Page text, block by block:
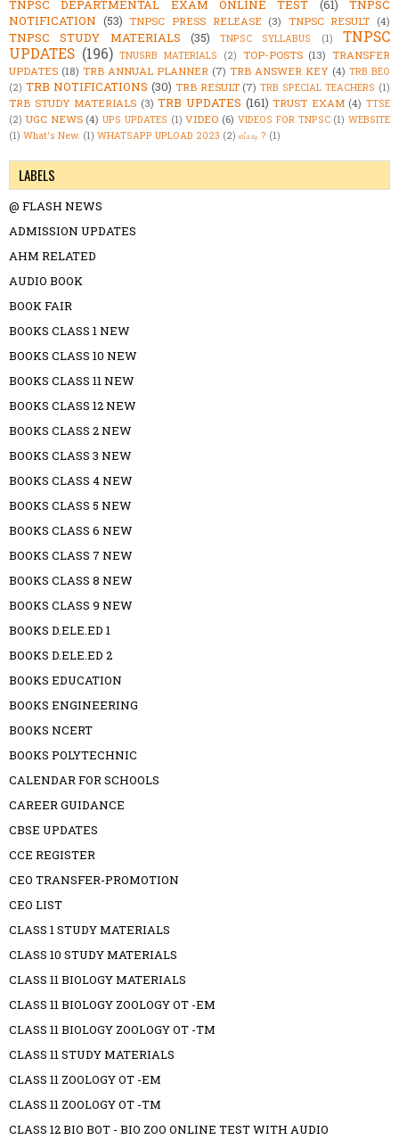
TNPSC DEPARTMENTAL EXAM ONLINE TEST (61)
TNPSC
NOTIFICATION (53) TNPSC PRESS RELEASE (3) TNPSC RESULT (4)
TNPSC STUDY MATERIALS (35) TNPSC SYLLABUS (1)
TNPSC
UPDATES (196) TNUSRB MATERIALS (2) TOP-POSTS (13) TRANSFER
UPDATES (18) TRB ANNUAL PLANNER (7) TRB ANSWER KEY (4) TRB BEO
(2) TRB NOTIFICATIONS (30) TRB RESULT (7) TRB SPECIAL TEACHERS (1)
TRB STUDY MATERIALS (3) TRB UPDATES (161) TRUST EXAM (4) TTSE
(2) UGC NEWS (4) UPS UPDATES (1) VIDEO (6) VIDEOS FOR TNPSC (1) WEBSITE
(1) What's New. (1) WHATSAPP UPLOAD 2023 (2) எப்படி ? (1)
LABELS
@ FLASH NEWS
ADMISSION UPDATES
AHM RELATED
AUDIO BOOK
BOOK FAIR
BOOKS CLASS 1 NEW
BOOKS CLASS 10 NEW
BOOKS CLASS 11 NEW
BOOKS CLASS 12 NEW
BOOKS CLASS 2 NEW
BOOKS CLASS 3 NEW
BOOKS CLASS 4 NEW
BOOKS CLASS 5 NEW
BOOKS CLASS 6 NEW
BOOKS CLASS 7 NEW
BOOKS CLASS 8 NEW
BOOKS CLASS 9 NEW
BOOKS D.ELE.ED 1
BOOKS D.ELE.ED 2
BOOKS EDUCATION
BOOKS ENGINEERING
BOOKS NCERT
BOOKS POLYTECHNIC
CALENDAR FOR SCHOOLS
CAREER GUIDANCE
CBSE UPDATES
CCE REGISTER
CEO TRANSFER-PROMOTION
CEO LIST
CLASS 1 STUDY MATERIALS
CLASS 10 STUDY MATERIALS
CLASS 11 BIOLOGY MATERIALS
CLASS 11 BIOLOGY ZOOLOGY OT -EM
CLASS 11 BIOLOGY ZOOLOGY OT -TM
CLASS 11 STUDY MATERIALS
CLASS 11 ZOOLOGY OT -EM
CLASS 11 ZOOLOGY OT -TM
CLASS 12 BIO BOT - BIO ZOO ONLINE TEST WITH AUDIO